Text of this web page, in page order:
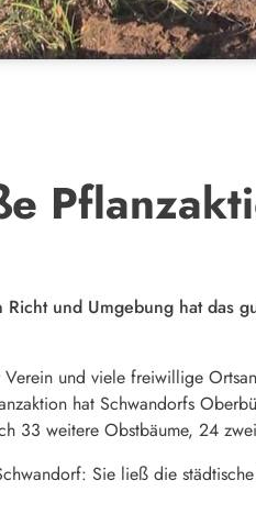
und Umgebung hat das
und viele freiwillige
hat Schwandorfs
33 weitere Obstbäume, 24
Sie ließ die